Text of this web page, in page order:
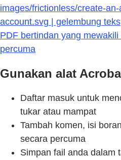
images/frictionless/create-
account.svg | gelembung
PDF bertindan yang
percuma
Gunakan alat
Daftar masuk untuk
tukar atau mampat
Tambah komen, isi
secara percuma
Simpan fail anda dalam